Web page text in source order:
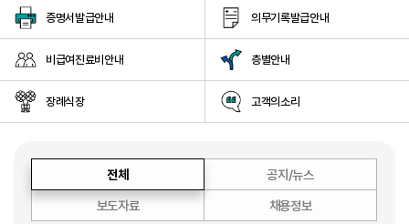
증명서발급안내 의무기록발급안내
비급여진료비안내 층별안내
장례식장 고객의소리
전체
공지/뉴스
보도자료
채용정보